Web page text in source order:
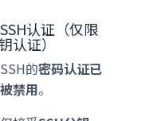
认证（仅限
认证）
SSH的密码认证已
被禁用。